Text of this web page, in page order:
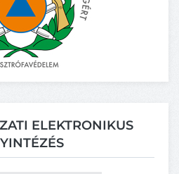
ELEKTRONIKUS